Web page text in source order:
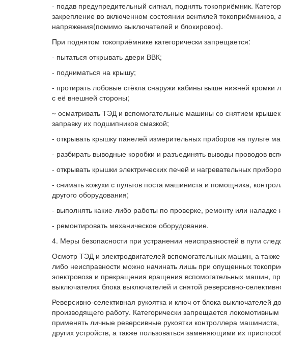
- подав предупредительный сигнал, поднять токоприёмник.
закрепление во включенном состоянии вентилей
напряжения(помимо выключателей и блокировок).
При поднятом токоприёмнике категорически запрещается:
- пытаться открывать двери ВВК;
- подниматься на крышу;
- протирать лобовые стёкла снаружи кабины выше нижней кромки
с её внешней стороны;
~ осматривать ТЭД и вспомогательные машины со снятием
заправку их подшипников смазкой;
- открывать крышку панелей измерительных приборов на пульте
- разбирать выводные коробки и разъединять выводы проводов
- открывать крышки электрических печей и нагревательных
- снимать кожухи с пультов поста машиниста и помощника,
другого оборудования;
- выполнять какие-либо работы по проверке, ремонту или наладке
- ремонтировать механическое оборудование.
4. Меры безопасности при устранении неисправностей в пути
Осмотр ТЭД и электродвигателей вспомогательных машин, а
либо неисправности можно начинать лишь при опущенных
электровоза и прекращения вращения вспомогательных машин,
выключателях блока выключателей и снятой реверсивно-
Реверсивно-селективная рукоятка и ключ от блока выключателей
производящего работу. Категорически запрещается
применять личные реверсивные рукоятки контроллера
других устройств, а также пользоваться заменяющими их